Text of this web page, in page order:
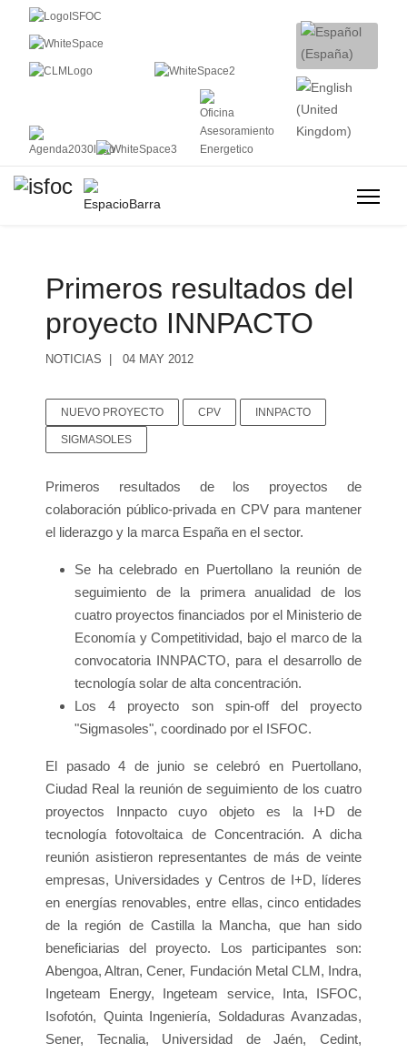
Primeros resultados del
proyecto INNPACTO
NOTICIAS 04 MAY 2012
NUEVO PROYECTO CPV INNPACTO
SIGMASOLES
Primeros resultados de los proyectos de
colaboración público-privada en CPV para mantener
el liderazgo y la marca España en el sector.
Se ha celebrado en Puertollano la reunión de
seguimiento de la primera anualidad de los
cuatro proyectos financiados por el Ministerio de
Economía y Competitividad, bajo el marco de la
convocatoria INNPACTO, para el desarrollo de
tecnología solar de alta concentración.
Los 4 proyecto son spin-off del proyecto
"Sigmasoles", coordinado por el ISFOC.
El pasado 4 de junio se celebró en Puertollano,
Ciudad Real la reunión de seguimiento de los cuatro
proyectos Innpacto cuyo objeto es la I+D de
tecnología fotovoltaica de Concentración. A dicha
reunión asistieron representantes de más de veinte
empresas, Universidades y Centros de I+D, líderes
en energías renovables, entre ellas, cinco entidades
de la región de Castilla la Mancha, que han sido
beneficiarias del proyecto. Los participantes son:
Abengoa, Altran, Cener, Fundación Metal CLM, Indra,
Ingeteam Energy, Ingeteam service, Inta, ISFOC,
Isofotón, Quinta Ingeniería, Soldaduras Avanzadas,
Sener, Tecnalia, Universidad de Jaén, Cedint,